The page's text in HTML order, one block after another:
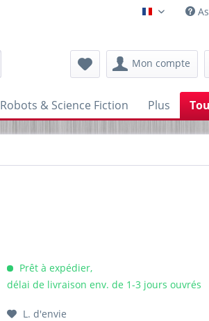
Mon compte
Robots & Science Fiction Plus
Prêt à expédier,
délai de livraison env. de 1-3 jours ouvrés
L. d'envie